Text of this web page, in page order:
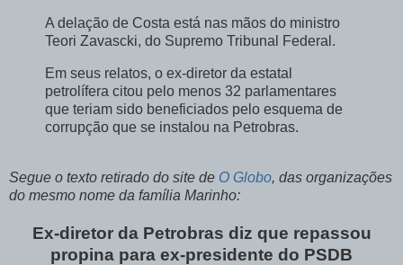
A delação de Costa está nas mãos do ministro
Teori Zavascki, do Supremo Tribunal Federal.
Em seus relatos, o ex-diretor da estatal
petrolífera citou pelo menos 32 parlamentares
que teriam sido beneficiados pelo esquema de
corrupção que se instalou na Petrobras.
Segue o texto retirado do site de O Globo, das organizações
do mesmo nome da família Marinho:
Ex-diretor da Petrobras diz que repassou
propina para ex-presidente do PSDB